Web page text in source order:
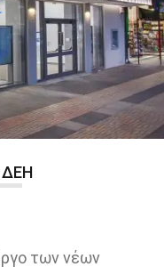
ΔΕΗ
των νέων